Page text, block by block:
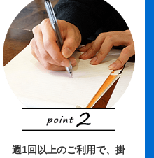
週1回以上のご利用で、掛